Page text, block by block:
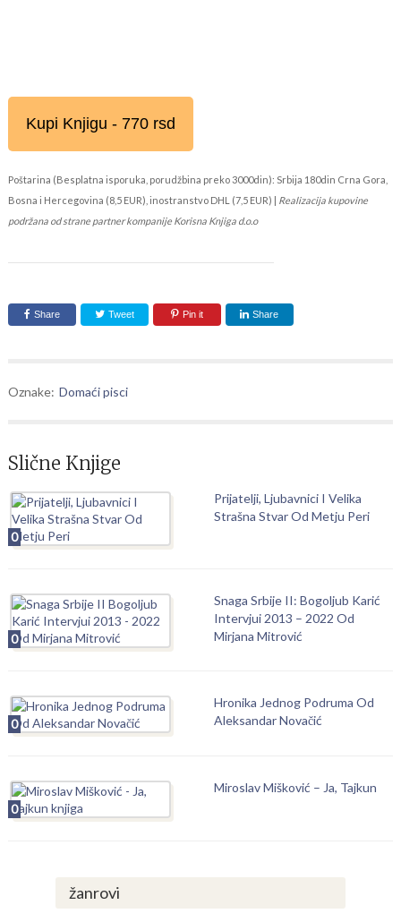
Kupi Knjigu - 770 rsd
Poštarina (Besplatna isporuka, porudžbina preko 3000din): Srbija 180din Crna Gora,
Bosna i Hercegovina (8,5 EUR), inostranstvo DHL (7,5 EUR) | Realizacija kupovine
podržana od strane partner kompanije Korisna Knjiga d.o.o
Share Tweet Pin it Share
Oznake: Domaći pisci
Slične Knjige
0
Prijatelji, Ljubavnici I Velika
Strašna Stvar Od Metju Peri
0
Snaga Srbije II: Bogoljub Karić
Intervjui 2013 – 2022 Od
Mirjana Mitrović
0
Hronika Jednog Podruma Od
Aleksandar Novačić
0
Miroslav Mišković – Ja, Tajkun
žanrovi